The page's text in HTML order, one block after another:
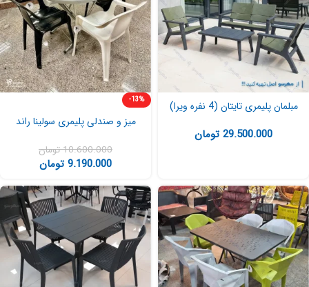
مبلمان پلیمری تایتان (4 نفره ویرا)
29.500.000 تومان
-13%
میز و صندلی پلیمری سولینا راند
10.600.000تومان
9.190.000 تومان